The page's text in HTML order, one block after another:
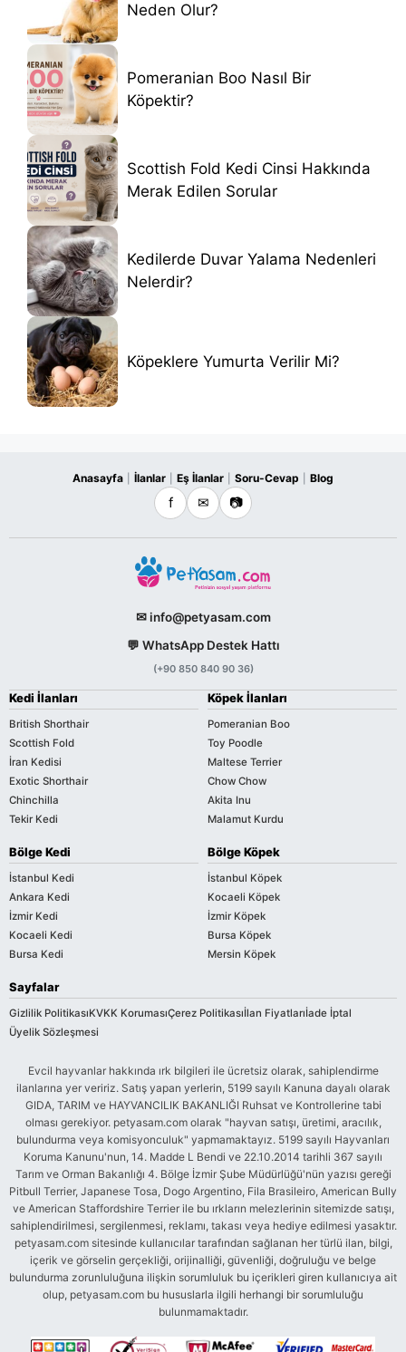
Neden Olur?
Pomeranian Boo Nasıl Bir
Köpektir?
Scottish Fold Kedi Cinsi Hakkında
Merak Edilen Sorular
Kedilerde Duvar Yalama Nedenleri
Nelerdir?
Köpeklere Yumurta Verilir Mi?
Anasayfa İlanlar Eş İlanlar Soru-Cevap Blog
f ✉ 📷
✉ info@petyasam.com
💬 WhatsApp Destek Hattı
(+90 850 840 90 36)
Kedi İlanları
British Shorthair
Scottish Fold
İran Kedisi
Exotic Shorthair
Chinchilla
Tekir Kedi
Köpek İlanları
Pomeranian Boo
Toy Poodle
Maltese Terrier
Chow Chow
Akita Inu
Malamut Kurdu
Bölge Kedi
İstanbul Kedi
Ankara Kedi
İzmir Kedi
Kocaeli Kedi
Bursa Kedi
Bölge Köpek
İstanbul Köpek
Kocaeli Köpek
İzmir Köpek
Bursa Köpek
Mersin Köpek
Sayfalar
Gizlilik PolitikasıKVKK KorumasıÇerez Politikasıİlan Fiyatlarıİade İptal
Üyelik Sözleşmesi
Evcil hayvanlar hakkında ırk bilgileri ile ücretsiz olarak, sahiplendirme
ilanlarına yer veririz. Satış yapan yerlerin, 5199 sayılı Kanuna dayalı olarak
GIDA, TARIM ve HAYVANCILIK BAKANLIĞI Ruhsat ve Kontrollerine tabi
olması gerekiyor. petyasam.com olarak "hayvan satışı, üretimi, aracılık,
bulundurma veya komisyonculuk" yapmamaktayız. 5199 sayılı Hayvanları
Koruma Kanunu'nun, 14. Madde L Bendi ve 22.10.2014 tarihli 367 sayılı
Tarım ve Orman Bakanlığı 4. Bölge İzmir Şube Müdürlüğü'nün yazısı gereği
Pitbull Terrier, Japanese Tosa, Dogo Argentino, Fila Brasileiro, American Bully
ve American Staffordshire Terrier ile bu ırkların melezlerinin sitemizde satışı,
sahiplendirilmesi, sergilenmesi, reklamı, takası veya hediye edilmesi yasaktır.
petyasam.com sitesinde kullanıcılar tarafından sağlanan her türlü ilan, bilgi,
içerik ve görselin gerçekliği, orijinalliği, güvenliği, doğruluğu ve belge
bulundurma zorunluluğuna ilişkin sorumluluk bu içerikleri giren kullanıcıya ait
olup, petyasam.com bu hususlarla ilgili herhangi bir sorumluluğu
bulunmamaktadır.